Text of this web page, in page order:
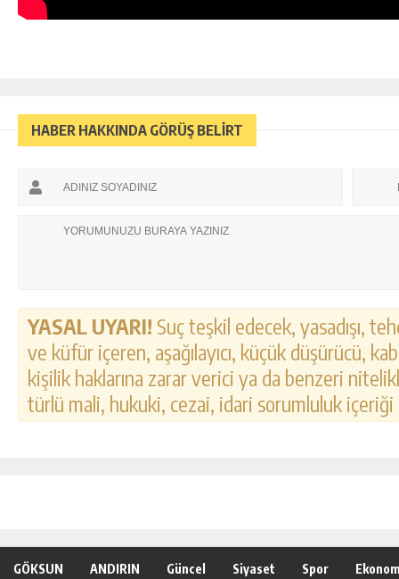
HABER HAKKINDA GÖRÜŞ BELİRT
YASAL UYARI! Suç teşkil edecek, yasadışı,
ve küfür içeren, aşağılayıcı, küçük düşürücü,
kişilik haklarına zarar verici ya da benzeri
türlü mali, hukuki, cezai, idari sorumluluk
GÖKSUN ANDIRIN Güncel Siyaset Spor